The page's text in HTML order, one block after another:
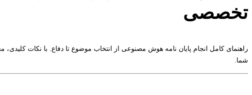
تخصصی
راهنمای کامل انجام پایان نامه هوش مصنوعی از انتخاب موضوع تا دفاع. با نکات
شما.